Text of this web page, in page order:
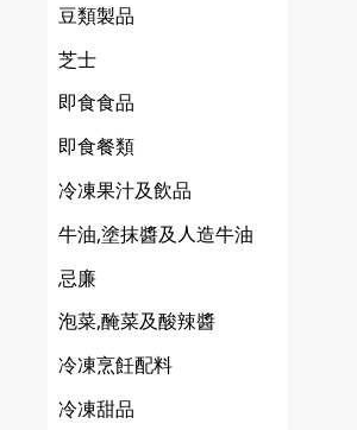
豆類製品
芝士
即食食品
即食餐類
冷凍果汁及飲品
牛油,塗抹醬及人造牛油
忌廉
泡菜,醃菜及酸辣醬
冷凍烹飪配料
冷凍甜品